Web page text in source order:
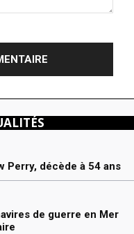
Perry, décède à 54 ans
de guerre en Mer